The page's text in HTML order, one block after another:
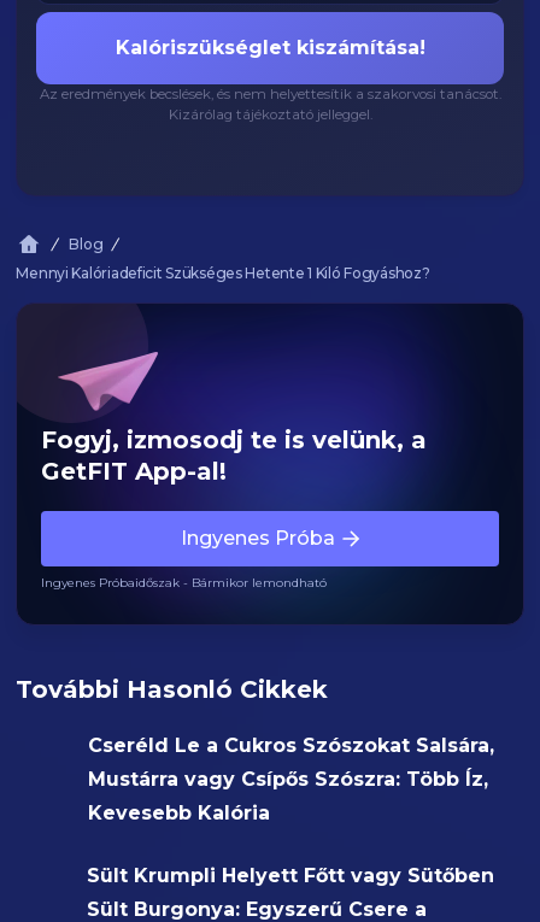
Kalóriszükséglet kiszámítása!
Az eredmények becslések, és nem helyettesítik a szakorvosi tanácsot.
Kizárólag tájékoztató jelleggel.
Blog
Mennyi Kalóriadeficit Szükséges Hetente 1 Kiló Fogyáshoz?
Fogyj, izmosodj te is velünk, a
GetFIT App-al!
Ingyenes Próba
Ingyenes Próbaidőszak - Bármikor lemondható
További Hasonló Cikkek
Cseréld Le a Cukros Szószokat Salsára,
Mustárra vagy Csípős Szószra: Több Íz,
Kevesebb Kalória
Sült Krumpli Helyett Főtt vagy Sütőben
Sült Burgonya: Egyszerű Csere a